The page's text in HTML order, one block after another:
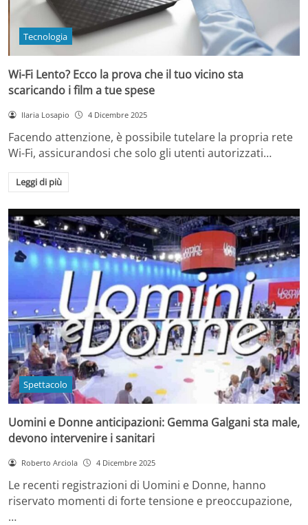
Tecnologia
Wi-Fi Lento? Ecco la prova che il tuo vicino sta
scaricando i film a tue spese
Ilaria Losapio 4 Dicembre 2025
Facendo attenzione, è possibile tutelare la propria rete
Wi-Fi, assicurandosi che solo gli utenti autorizzati…
Leggi di più
Spettacolo
Uomini e Donne anticipazioni: Gemma Galgani sta male,
devono intervenire i sanitari
Roberto Arciola 4 Dicembre 2025
Le recenti registrazioni di Uomini e Donne, hanno
riservato momenti di forte tensione e preoccupazione,
…